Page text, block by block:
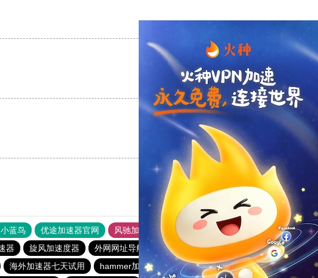
支持 [0] 反对 [0]
支持
小蓝鸟 优途加速器官网 风驰加速器
旋风加速器
器 旋风加速度器 外网网址导航 软件中心 雷霆加速
狂飙加速器
海外加速器七天试用 hammer加速器 酷通加速器 黑洞nvp加速器